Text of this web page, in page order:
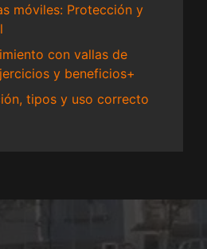
móviles: Protección y
con vallas de
y beneficios+
tipos y uso correcto